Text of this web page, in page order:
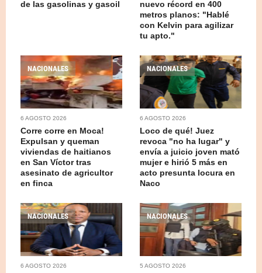
de las gasolinas y gasoil
nuevo récord en 400
metros planos: "Hablé
con Kelvin para agilizar
tu apto."
NACIONALES
6 AGOSTO 2026
Corre corre en Moca!
Expulsan y queman
viviendas de haitianos
en San Víctor tras
asesinato de agricultor
en finca
NACIONALES
6 AGOSTO 2026
Loco de qué! Juez
revoca "no ha lugar" y
envía a juicio joven mató
mujer e hirió 5 más en
acto presunta locura en
Naco
NACIONALES
6 AGOSTO 2026
NACIONALES
5 AGOSTO 2026